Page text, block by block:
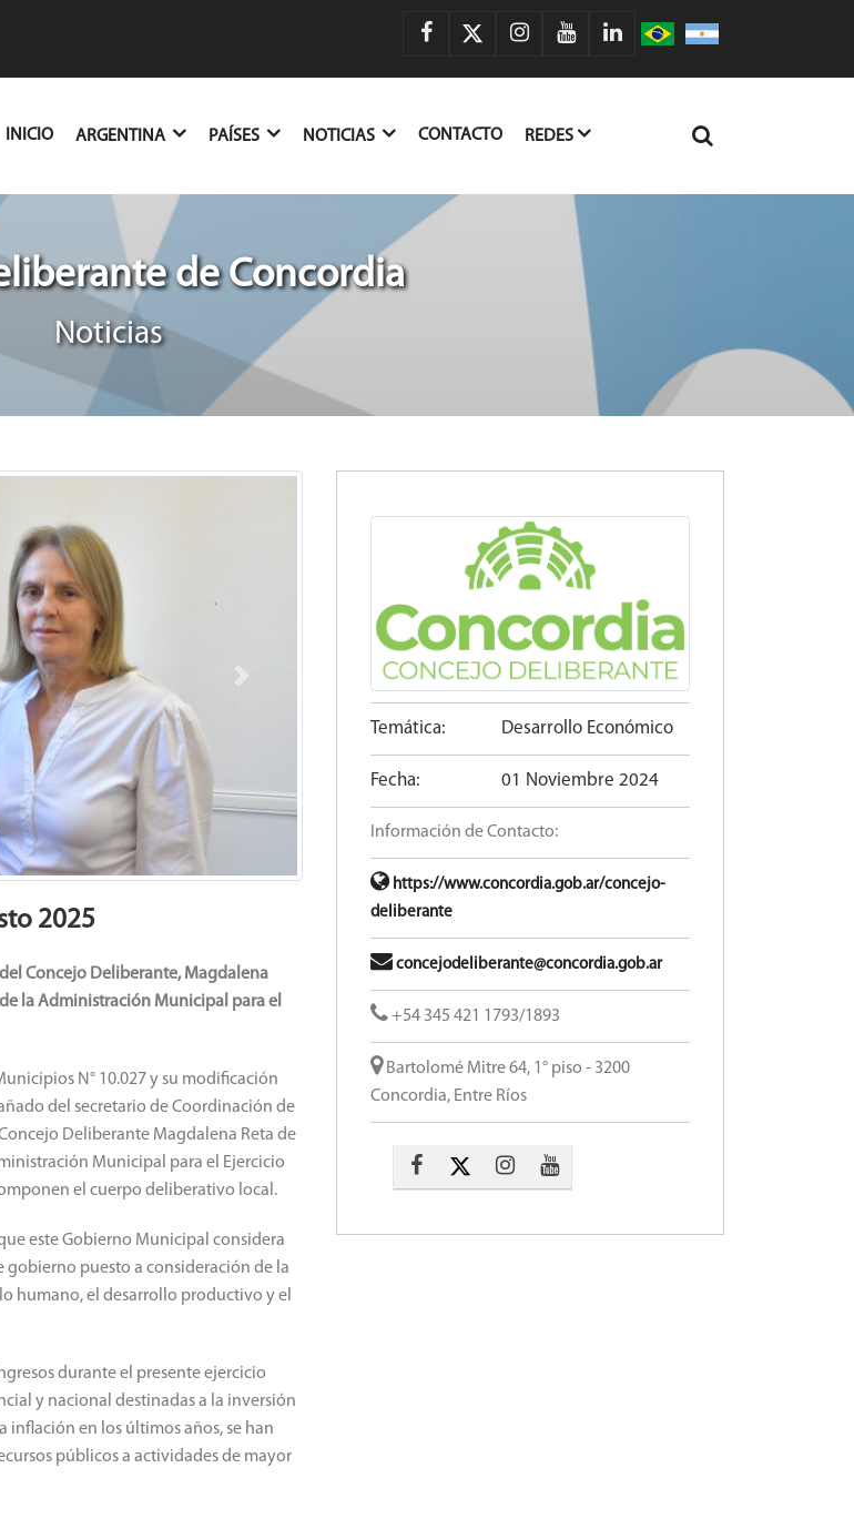
INICIO(CURRENT)
ARGENTINA PAÍSES NOTICIAS CONTACTO REDES
de Concordia
Noticias
2025
Concejo Deliberante, Magdalena
la Administración Municipal para el
N° 10.027 y su modificación
del secretario de Coordinación de
Deliberante Magdalena Reta de
Municipal para el Ejercicio
el cuerpo deliberativo local.
este Gobierno Municipal considera
gobierno puesto a consideración de la
humano, el desarrollo productivo y el
durante el presente ejercicio
y nacional destinadas a la inversión
inflación en los últimos años, se han
públicos a actividades de mayor
Temática: Desarrollo Económico
Fecha: 01 Noviembre 2024
Información de Contacto:
https://www.concordia.gob.ar/concejo-
deliberante
concejodeliberante@concordia.gob.ar
+54 345 421 1793/1893
Bartolomé Mitre 64, 1° piso - 3200
Concordia, Entre Ríos